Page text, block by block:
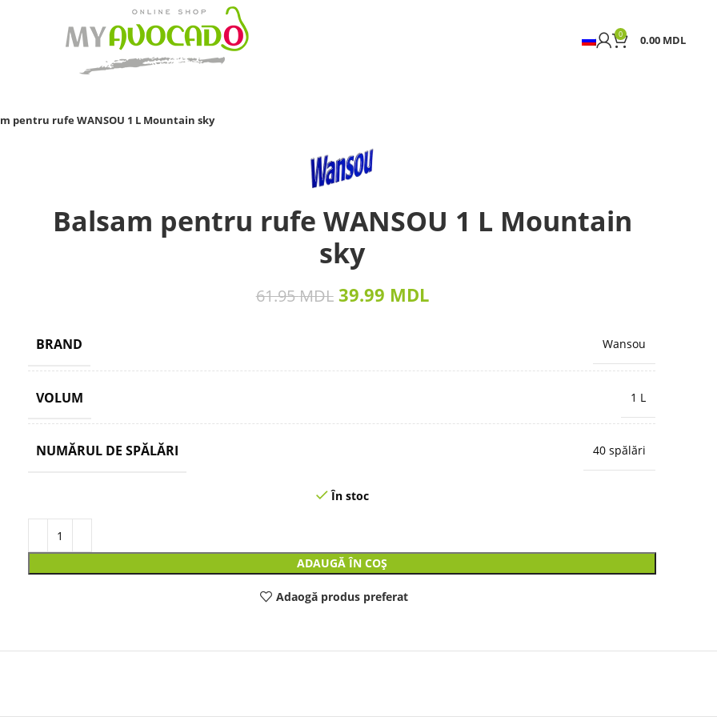
0 0.00 MDL
pentru rufe WANSOU 1 L Mountain sky
Balsam pentru rufe WANSOU 1 L Mountain
sky
61.95MDL 39.99 MDL
BRAND Wansou
VOLUM 1 L
NUMĂRUL DE SPĂLĂRI 40 spălări
În stoc
ADAUGĂ ÎN COȘ
Adaogă produs preferat